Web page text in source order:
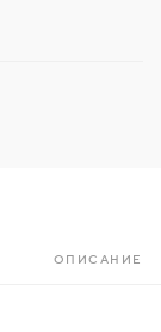
ОПИСАНИЕ